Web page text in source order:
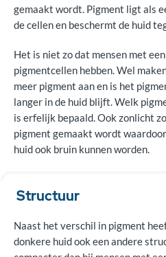
gemaakt wordt. Pigment ligt als
de cellen en beschermt de huid
Het is niet zo dat mensen met
pigmentcellen hebben. Wel
meer pigment aan en is het
langer in de huid blijft. Welk
is erfelijk bepaald. Ook zonlicht
pigment gemaakt wordt
huid ook bruin kunnen worden.
Structuur
Naast het verschil in pigment
donkere huid ook een andere